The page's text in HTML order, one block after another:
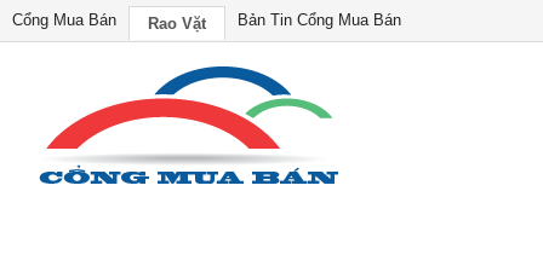
Cổng Mua Bán Rao Vặt Bản Tin Cổng Mua Bán